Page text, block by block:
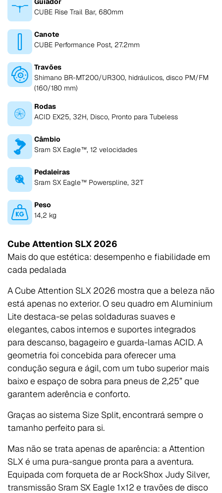
CUBE Rise Trail Bar, 680mm
Canote
CUBE Performance Post, 27.2mm
Travões
Shimano BR-MT200/UR300, hidráulicos, disco PM/FM
(160/180 mm)
Rodas
ACID EX25, 32H, Disco, Pronto para Tubeless
Câmbio
Sram SX Eagle™, 12 velocidades
Pedaleiras
Sram SX Eagle™ Powerspline, 32T
Peso
14,2 kg
Cube Attention SLX 2026
Mais do que estética: desempenho e fiabilidade em
cada pedalada
A Cube Attention SLX 2026 mostra que a beleza não
está apenas no exterior. O seu quadro em Aluminium
Lite destaca-se pelas soldaduras suaves e
elegantes, cabos internos e suportes integrados
para descanso, bagageiro e guarda-lamas ACID. A
geometria foi concebida para oferecer uma
condução segura e ágil, com um tubo superior mais
baixo e espaço de sobra para pneus de 2,25” que
garantem aderência e conforto.
Graças ao sistema Size Split, encontrará sempre o
tamanho perfeito para si.
Mas não se trata apenas de aparência: a Attention
SLX é uma pura-sangue pronta para a aventura.
Equipada com forqueta de ar RockShox Judy Silver,
transmissão Sram SX Eagle 1x12 e travões de disco